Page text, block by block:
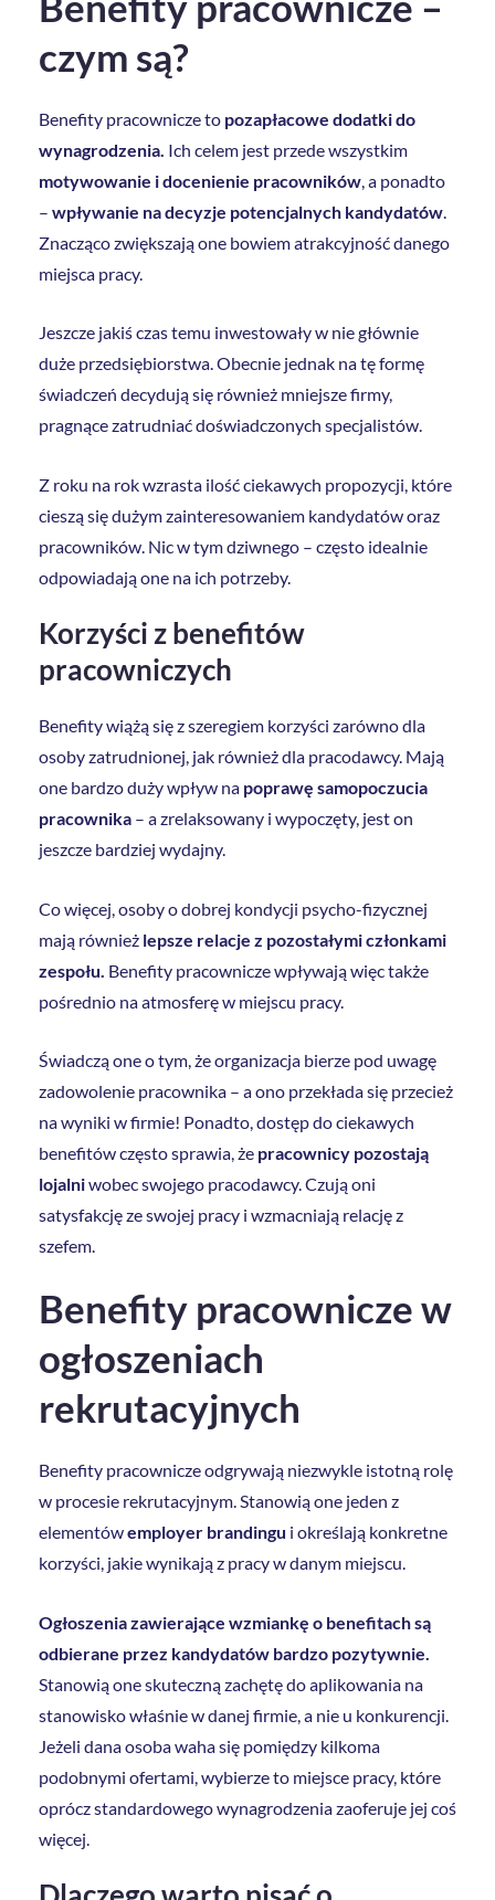
czym są?
Benefity pracownicze to pozapłacowe dodatki do
wynagrodzenia. Ich celem jest przede wszystkim
motywowanie i docenienie pracowników, a ponadto
– wpływanie na decyzje potencjalnych kandydatów.
Znacząco zwiększają one bowiem atrakcyjność danego
miejsca pracy.
Jeszcze jakiś czas temu inwestowały w nie głównie
duże przedsiębiorstwa. Obecnie jednak na tę formę
świadczeń decydują się również mniejsze firmy,
pragnące zatrudniać doświadczonych specjalistów.
Z roku na rok wzrasta ilość ciekawych propozycji, które
cieszą się dużym zainteresowaniem kandydatów oraz
pracowników. Nic w tym dziwnego – często idealnie
odpowiadają one na ich potrzeby.
Korzyści z benefitów
pracowniczych
Benefity wiążą się z szeregiem korzyści zarówno dla
osoby zatrudnionej, jak również dla pracodawcy. Mają
one bardzo duży wpływ na poprawę samopoczucia
pracownika – a zrelaksowany i wypoczęty, jest on
jeszcze bardziej wydajny.
Co więcej, osoby o dobrej kondycji psycho-fizycznej
mają również lepsze relacje z pozostałymi członkami
zespołu. Benefity pracownicze wpływają więc także
pośrednio na atmosferę w miejscu pracy.
Świadczą one o tym, że organizacja bierze pod uwagę
zadowolenie pracownika – a ono przekłada się przecież
na wyniki w firmie! Ponadto, dostęp do ciekawych
benefitów często sprawia, że pracownicy pozostają
lojalniwobec swojego pracodawcy. Czują oni
satysfakcję ze swojej pracy i wzmacniają relację z
szefem.
Benefity pracownicze w
ogłoszeniach
rekrutacyjnych
Benefity pracownicze odgrywają niezwykle istotną rolę
w procesie rekrutacyjnym. Stanowią one jeden z
elementówemployer brandingu i określają konkretne
korzyści, jakie wynikają z pracy w danym miejscu.
Ogłoszenia zawierające wzmiankę o benefitach są
odbierane przez kandydatów bardzo pozytywnie.
Stanowią one skuteczną zachętę do aplikowania na
stanowisko właśnie w danej firmie, a nie u konkurencji.
Jeżeli dana osoba waha się pomiędzy kilkoma
podobnymi ofertami, wybierze to miejsce pracy, które
oprócz standardowego wynagrodzenia zaoferuje jej coś
więcej.